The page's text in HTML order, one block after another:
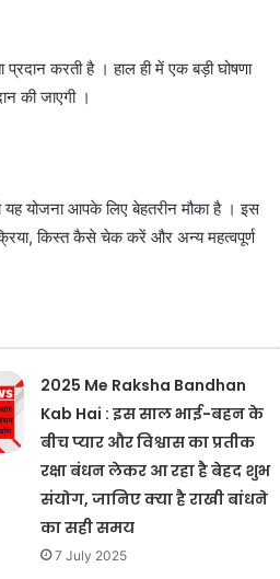
प्रदान करती है । हाल ही में एक बड़ी घोषणा
की जाएगी ।
योजना आपके लिए बेहतरीन मौका है । इस
किस्त कैसे चेक करें और अन्य महत्वपूर्ण
2025 Me Raksha Bandhan
Kab Hai : इस साल भाई-बहन के
बीच प्यार और विश्वास का प्रतीक
रक्षा बंधन लेकर आ रहा है बेहद शुभ
संयोग, जानिए क्या है राखी बांधने
का सही समय
7 July 2025